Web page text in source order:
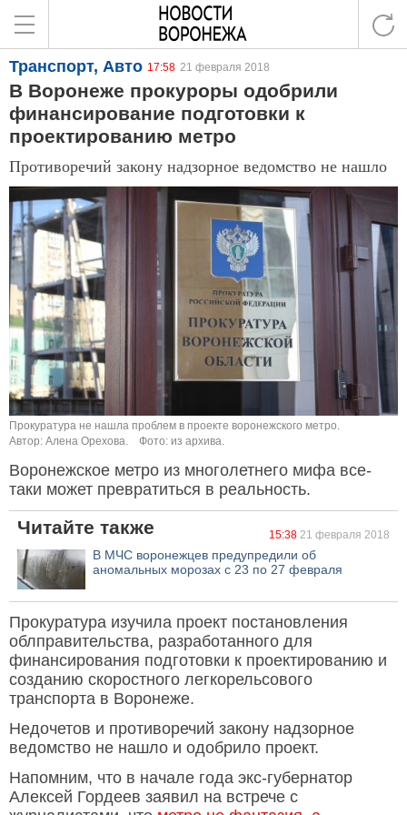
Транспорт, Авто 17:58 21 февраля 2018
В Воронеже прокуроры одобрили
финансирование подготовки к
проектированию метро
Противоречий закону надзорное ведомство не нашло
Прокуратура не нашла проблем в проекте воронежского метро.
Автор: Алена Орехова.
Фото: из архива.
Воронежское метро из многолетнего мифа все-
таки может превратиться в реальность.
Читайте также 15:38 21 февраля 2018
В МЧС воронежцев предупредили об
аномальных морозах с 23 по 27 февраля
Прокуратура изучила проект постановления
облправительства, разработанного для
финансирования подготовки к проектированию и
созданию скоростного легкорельсового
транспорта в Воронеже.
Недочетов и противоречий закону надзорное
ведомство не нашло и одобрило проект.
Напомним, что в начале года экс-губернатор
Алексей Гордеев заявил на встрече с